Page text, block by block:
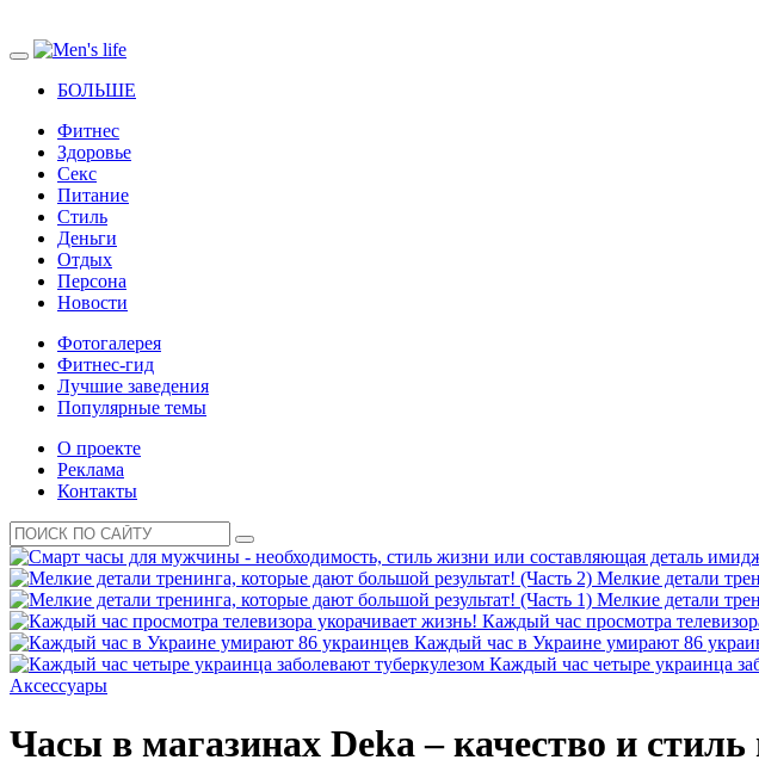
БОЛЬШЕ
Фитнес
Здоровье
Секс
Питание
Стиль
Деньги
Отдых
Персона
Новости
Фотогалерея
Фитнес-гид
Лучшие заведения
Популярные темы
О проекте
Реклама
Контакты
Мелкие детали
Мелкие детали
Каждый час просмотра
Каждый час в Украине умирают 86
Каждый час четыре украинца
Аксессуары
Часы в магазинах Deka – качество и